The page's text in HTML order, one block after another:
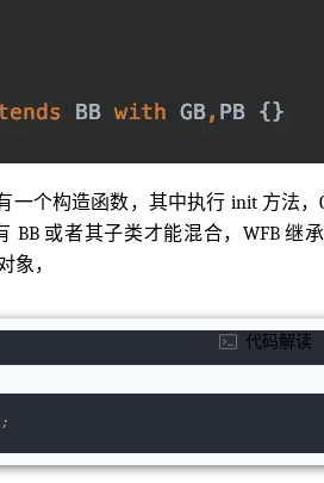
一个构造函数，其中执行 init 方法，
BB 或者其子类才能混合，WFB 继
象，
;
代码解读